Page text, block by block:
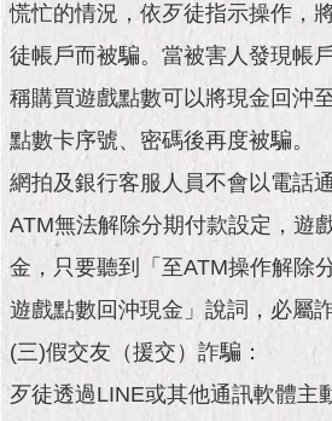
市
政
料
館
發
現
北
動
主
題
慌忙的情況，依歹徒指示操作，
徒帳戶而被騙。當被害人發現帳
稱購買遊戲點數可以將現金回沖
點數卡序號、密碼後再度被騙。
網拍及銀行客服人員不會以電話
ATM無法解除分期付款設定，遊
金，只要聽到「至ATM操作解除
遊戲點數回沖現金」說詞，必屬詐
(三)假交友（援交）詐騙：
歹徒透過LINE或其他通訊軟體主